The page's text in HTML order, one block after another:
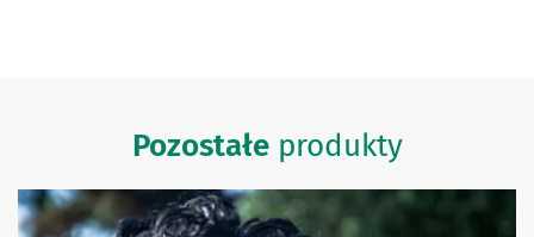
Pozostałeprodukty